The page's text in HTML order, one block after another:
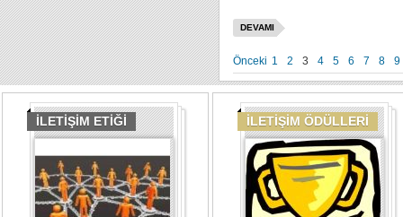
DEVAMI
Önceki 1 2 3 4 5 6 7 8 9
İLETİŞİM ETİĞİ İLETİŞİM ÖDÜLLERİ